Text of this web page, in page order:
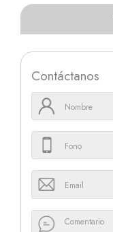
Contáctanos